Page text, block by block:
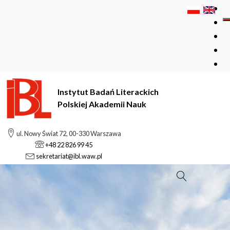
Instytut Badań Literackich
Polskiej Akademii Nauk
ul. Nowy Świat 72, 00-330 Warszawa
+48 22 826 99 45
sekretariat@ibl.waw.pl
Szukaj